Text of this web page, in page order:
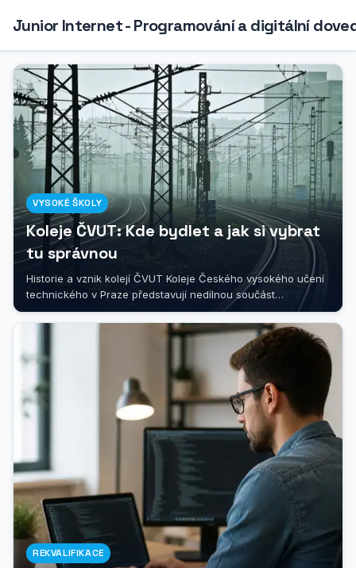
Junior Internet - Programování a digitální
VYSOKÉ ŠKOLY
Koleje ČVUT: Kde bydlet a jak si vybrat
tu správnou
Historie a vznik kolejí ČVUT Koleje Českého vysokého učení
technického v Praze představují nedílnou součást
akademického života této...
REKVALIFIKACE